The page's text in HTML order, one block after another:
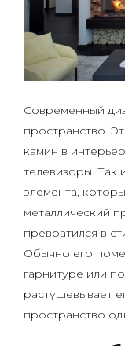
Современный
пространство.
камин в
телевизоры. Так
элемента,
металлический
превратился в
Обычно его
гарнитуре или
растушевывает
пространство